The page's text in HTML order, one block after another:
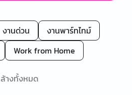
งานด่วน
งานพาร์ทไทม์
Work from Home
ล้างทั้งหมด